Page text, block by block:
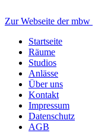
Zur Webseite der mbw
Startseite
Räume
Studios
Anlässe
Über uns
Kontakt
Impressum
Datenschutz
AGB